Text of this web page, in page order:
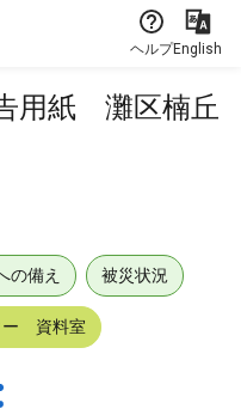
ヘルプEnglish
用紙 灘区楠丘
の備え 被災状況
ー 資料室